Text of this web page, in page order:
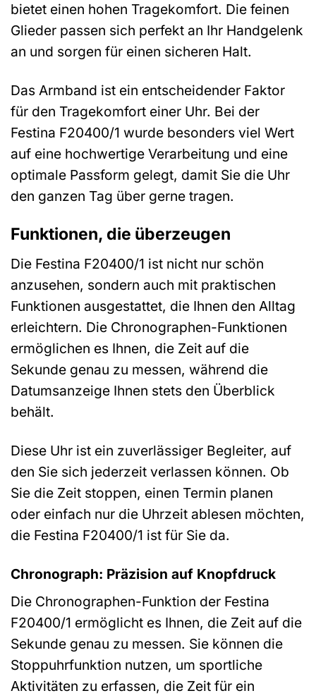
bietet einen hohen Tragekomfort. Die feinen
Glieder passen sich perfekt an Ihr Handgelenk
an und sorgen für einen sicheren Halt.
Das Armband ist ein entscheidender Faktor
für den Tragekomfort einer Uhr. Bei der
Festina F20400/1 wurde besonders viel Wert
auf eine hochwertige Verarbeitung und eine
optimale Passform gelegt, damit Sie die Uhr
den ganzen Tag über gerne tragen.
Funktionen, die überzeugen
Die Festina F20400/1 ist nicht nur schön
anzusehen, sondern auch mit praktischen
Funktionen ausgestattet, die Ihnen den Alltag
erleichtern. Die Chronographen-Funktionen
ermöglichen es Ihnen, die Zeit auf die
Sekunde genau zu messen, während die
Datumsanzeige Ihnen stets den Überblick
behält.
Diese Uhr ist ein zuverlässiger Begleiter, auf
den Sie sich jederzeit verlassen können. Ob
Sie die Zeit stoppen, einen Termin planen
oder einfach nur die Uhrzeit ablesen möchten,
die Festina F20400/1 ist für Sie da.
Chronograph: Präzision auf Knopfdruck
Die Chronographen-Funktion der Festina
F20400/1 ermöglicht es Ihnen, die Zeit auf die
Sekunde genau zu messen. Sie können die
Stoppuhrfunktion nutzen, um sportliche
Aktivitäten zu erfassen, die Zeit für ein